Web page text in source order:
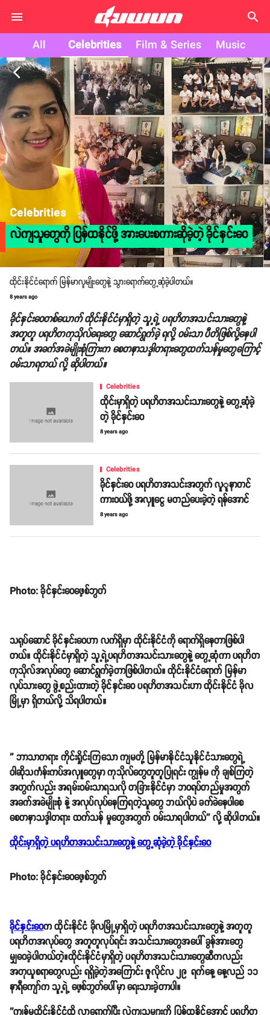
search
All Celebrities Film & Series Music
arrow_back_ios
Celebrities
လဲကျသူတွေကို ပြန်ထနိုင်ဖို့ အားပေးစကားဆိုခဲ့တဲ့ ခိုင်နှင်းဝေ
ထိုင်းနိုင်ငံရောက် မြန်မာလူမျိုးတွေနဲ့ သွားရောက်တွေ့ဆုံခဲ့ပါတယ်။
8 years ago
ခိုင်နှင်းဝေတစ်ယောက် ထိုင်းနိုင်ငံမှာရှိတဲ့ သူ့ရဲ့ ပရဟိတအသင်းသားတွေနဲ့
အတူတူ ပရဟိတကုသိုလ်ရေးတွေ ဆောင်ရွက်ခဲ့ ရလို့ ဝမ်းသာ ပီတိဖြစ်လို့နေပါ
တယ်။ အခက်အခဲမျိုးစုံကြားက စေတနာသဒ္ဒါတရားတွေထက်သန်မှုတွေကြောင့်
ဝမ်းသာရတယ် လို့ ဆိုပါတယ်။
Celebrities
ထိုင်းမှာရှိတဲ့ ပရဟိတအသင်းသားတွေနဲ့ တွေ့ဆုံခဲ့
တဲ့ ခိုင်နှင်းဝေ
8 years ago
Celebrities
ခိုင်နှင်းဝေ ပရဟိတအသင်းအတွက် လူူနာတင်
ကားဝယ်ဖို့ အလှူငွေ မတည်ပေးခဲ့တဲ့ ရန်အောင်
8 years ago
Photo: ခိုင်နှင်းဝေဖေ့စ်ဘွတ်
သရုပ်ဆောင် ခိုင်နှင်းဝေဟာ လက်ရှိမှာ ထိုင်းနိုင်ငံကို ရောက်ရှိနေတာဖြစ်ပါ
တယ်။ ထိုင်းနိုင်ငံမှာရှိတဲ့ သူ့ရဲ့ပရဟိတအသင်းသားတွေနဲ့ တွေ့ဆုံကာ ပရဟိတ
လုပ်သားတွေ ဖွဲ့စည်းထားတဲ့ ခိုင်နှင်းဝေ ပရဟိတအသင်းဟာ ထိုင်းနိုင်ငံ ခိုလ
'' ဘာသာတရား ကိုင်းရှိုင်းကြသော ကျမတို့ မြန်မာနိုင်ငံသူနိုင်ငံသားတွေရဲ့
ဝါဆိုသင်္ကန်းကပ်အလှူတွေမှာ ကုသိုလ်တွေတူတူပြုရင်း ကျွန်မ ကို ချစ်ကြတဲ့
အတွက်လည်း အရမ်းဝမ်းသာရသလို တခြားနိုင်ငံမှာ ဘဝရပ်တည်မှုအတွက်
အခက်အခဲမျိုးစုံ နဲ့ အလုပ်လုပ်နေကြရတဲ့သူတွေ ဘယ်လိုပဲ ခက်ခဲနေပါစေ
စေတနာသဒ္ဒါတရား ထက်သန် မှုတွေအတွက် ဝမ်းသာရပါတယ်'' လို့ ဆိုပါတယ်။